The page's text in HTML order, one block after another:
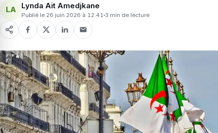
LA Lynda Ait Amedjkane
Publié le 26 juin 2026 à 12:41 3 min de lecture